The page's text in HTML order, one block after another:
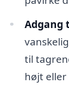
Adgang
til
højt